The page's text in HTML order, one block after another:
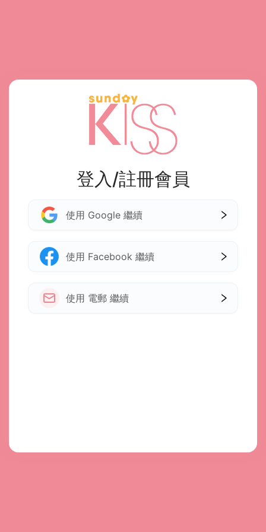
登入/註冊會員
使用 Google 繼續
使用 Facebook 繼續
使用 電郵 繼續